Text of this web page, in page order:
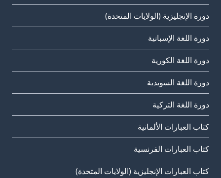
دورة الإنجليزية (الولايات المتحدة)
دورة اللغة الإسبانية
دورة اللغة الكورية
دورة اللغة السويدية
دورة اللغة التركية
كتاب العبارات الألمانية
كتاب العبارات الفرنسية
كتاب العبارات الإنجليزية (الولايات المتحدة)